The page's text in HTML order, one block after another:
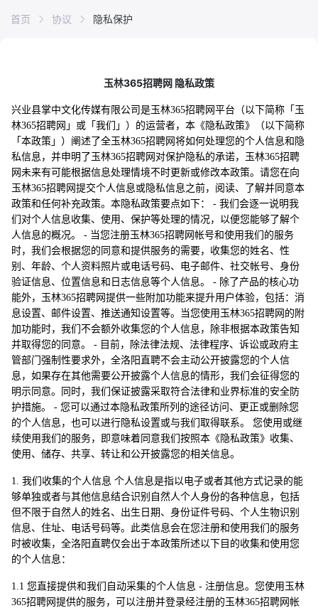
首页 协议 隐私保护
玉林365招聘网 隐私政策
兴业县掌中文化传媒有限公司是玉林365招聘网平台（以下简称「玉
林365招聘网」或「我们」）的运营者，本《隐私政策》（以下简称
「本政策」）阐述了全玉林365招聘网将如何处理您的个人信息和隐
私信息，并申明了玉林365招聘网对保护隐私的承诺，玉林365招聘
网未来有可能根据信息处理情境不时更新或修改本政策。请您在向
玉林365招聘网提交个人信息或隐私信息之前，阅读、了解并同意本
政策和任何补充政策。本隐私政策要点如下： - 我们会逐一说明我
们对个人信息收集、使用、保护等处理的情况，以便您能够了解个
人信息的概况。 - 当您注册玉林365招聘网帐号和使用我们的服务
时，我们会根据您的同意和提供服务的需要，收集您的姓名、性
别、年龄、个人资料照片或电话号码、电子邮件、社交帐号、身份
验证信息、位置信息和日志信息等个人信息。 - 除了产品的核心功
能外，玉林365招聘网提供一些附加功能来提升用户体验，包括：消
息设置、邮件设置、推送通知设置等。当您使用玉林365招聘网的附
加功能时，我们不会额外收集您的个人信息，除非根据本政策告知
并取得您的同意。 - 目前，除法律法规、法律程序、诉讼或政府主
管部门强制性要求外，全洛阳直聘不会主动公开披露您的个人信
息，如果存在其他需要公开披露个人信息的情形，我们会征得您的
明示同意。同时，我们保证披露采取符合法律和业界标准的安全防
护措施。 - 您可以通过本隐私政策所列的途径访问、更正或删除您
的个人信息，也可以进行隐私设置或与我们取得联系。 您使用或继
续使用我们的服务，即意味着同意我们按照本《隐私政策》收集、
使用、储存、共享、转让和公开披露您的相关信息。
1. 我们收集的个人信息 个人信息是指以电子或者其他方式记录的能
够单独或者与其他信息结合识别自然人个人身份的各种信息，包括
但不限于自然人的姓名、出生日期、身份证件号码、个人生物识别
信息、住址、电话号码等。此类信息会在您注册和使用我们的服务
时被收集，全洛阳直聘仅会出于本政策所述以下目的收集和使用您
的个人信息：
1.1 您直接提供和我们自动采集的个人信息 - 注册信息。您使用玉林
365招聘网提供的服务，可以注册并登录经注册的玉林365招聘网帐